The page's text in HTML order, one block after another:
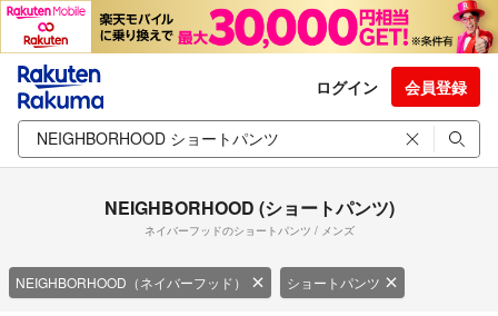
ログイン 会員登録
NEIGHBORHOOD (ショートパンツ)
ネイバーフッドのショートパンツ / メンズ
NEIGHBORHOOD（ネイバーフッド） ショートパンツ